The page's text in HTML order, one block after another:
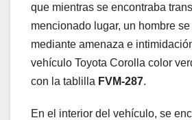
que mientras se encontraba
mencionado lugar, un hombre
mediante amenaza e
vehículo Toyota Corolla color
con la tablilla FVM-287.
En el interior del vehículo, se